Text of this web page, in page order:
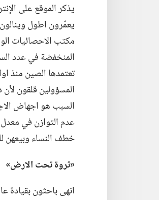
يذكر الموقع على
يعمّرون اطول
تعتمدها الصين منذ
السبب هو اجهاض
عدم التوازن في
خطف النساء وبيعهن
‏«ثروة تحت الارض»‏
انهى باحثون بقيادة